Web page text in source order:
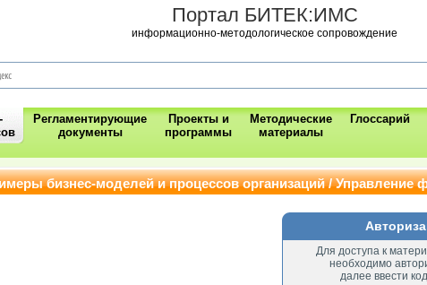
Портал БИТЕК:ИМС
информационно-методологическое сопровождение
Регламентирующие
документы
Проекты и
программы
Методические
материалы
Глоссарий
бизнес-моделей и процессов организаций / Управление
Для доступа к
необходимо
далее ввести